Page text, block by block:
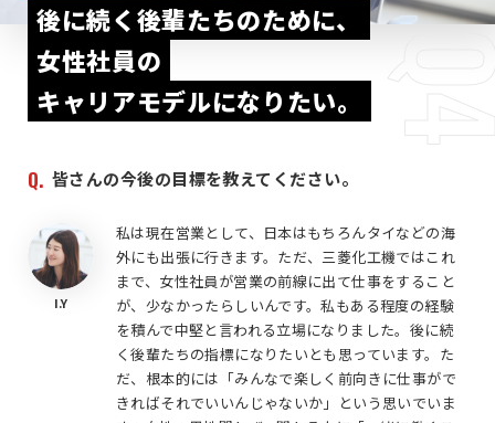
後に続く後輩たちのために、
女性社員の
キャリアモデルになりたい。
皆さんの今後の目標を教えてください。
I.Y
私は現在営業として、日本はもちろんタイなどの海
外にも出張に行きます。ただ、三菱化工機ではこれ
まで、女性社員が営業の前線に出て仕事をすること
が、少なかったらしいんです。私もある程度の経験
を積んで中堅と言われる立場になりました。後に続
く後輩たちの指標になりたいとも思っています。た
だ、根本的には「みんなで楽しく前向きに仕事がで
きればそれでいいんじゃないか」という思いでいま